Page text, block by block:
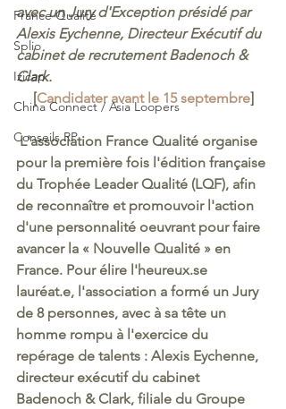
France Qualité
Splio
Izicap
China Connect / Asia Loopers
Conseils RP
avec un Jury d'Exception présidé par
Alexis Eychenne, Directeur Exécutif du
cabinet de recrutement Badenoch &
Clark.
[Candidater avant le 15 septembre]
L'association France Qualité organise
pour la première fois l'édition française
du Trophée Leader Qualité (LQF), afin
de reconnaître et promouvoir l'action
d'une personnalité oeuvrant pour faire
avancer la « Nouvelle Qualité » en
France. Pour élire l'heureux.se
lauréat.e, l'association a formé un Jury
de 8 personnes, avec à sa tête un
homme rompu à l'exercice du
repérage de talents : Alexis Eychenne,
directeur exécutif du cabinet
Badenoch & Clark, filiale du Groupe